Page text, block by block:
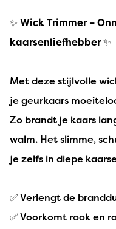
✨ Wick Trimmer –
kaarsenliefhebber✨
Met deze stijlvolle
je geurkaars
Zo brandt je kaars
walm. Het slimme,
je zelfs in diepe
✅ Verlengt de
✅ Voorkomt rook en